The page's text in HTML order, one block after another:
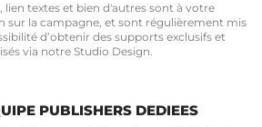
lien textes et bien d'autres sont à votre
sur la campagne, et sont régulièrement mis
d’obtenir des supports exclusifs et
via notre Studio Design.
PUBLISHERS DEDIEES